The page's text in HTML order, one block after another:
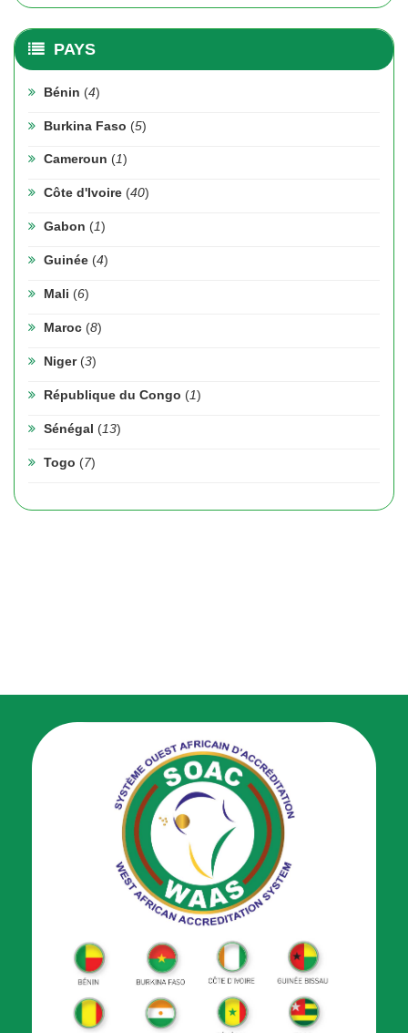
PAYS
Bénin (4)
Burkina Faso (5)
Cameroun (1)
Côte d'Ivoire (40)
Gabon (1)
Guinée (4)
Mali (6)
Maroc (8)
Niger (3)
République du Congo (1)
Sénégal (13)
Togo (7)